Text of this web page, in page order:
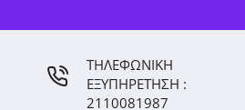
ΤΗΛΕΦΩΝΙΚΗ
ΕΞΥΠΗΡΕΤΗΣΗ :
2110081987